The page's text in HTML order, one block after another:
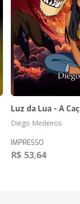
Luz da Lua - A
Diego Medeiros
IMPRESSO
R$ 53,64